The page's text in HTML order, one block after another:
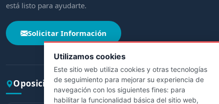
Utilizamos cookies
Este sitio web utiliza cookies y otras tecnologías
de seguimiento para mejorar su experiencia de
navegación con los siguientes fines: para
habilitar la funcionalidad básica del sitio web,
está listo para ayudarte.
Solicitar Información
Oposiciones por comunidad